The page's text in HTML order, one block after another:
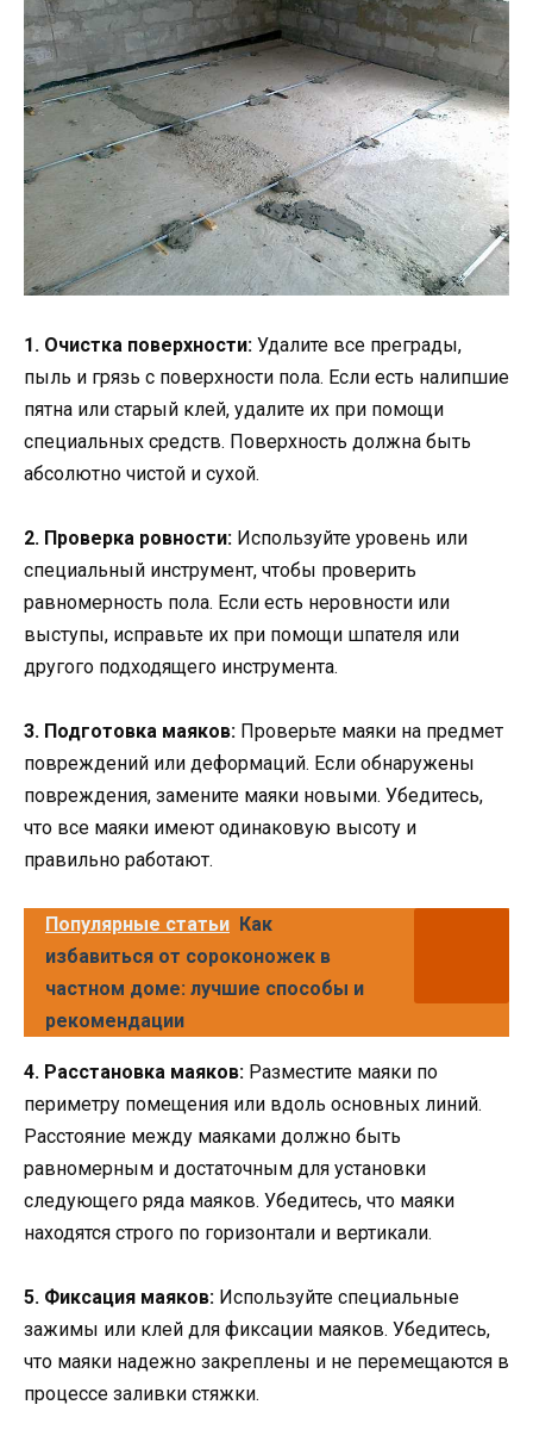
1. Очистка поверхности: Удалите все преграды,
пыль и грязь с поверхности пола. Если есть налипшие
пятна или старый клей, удалите их при помощи
специальных средств. Поверхность должна быть
абсолютно чистой и сухой.
2. Проверка ровности: Используйте уровень или
специальный инструмент, чтобы проверить
равномерность пола. Если есть неровности или
выступы, исправьте их при помощи шпателя или
другого подходящего инструмента.
3. Подготовка маяков: Проверьте маяки на предмет
повреждений или деформаций. Если обнаружены
повреждения, замените маяки новыми. Убедитесь,
что все маяки имеют одинаковую высоту и
правильно работают.
Популярные статьи Как
избавиться от сороконожек в
частном доме: лучшие способы и
рекомендации
4. Расстановка маяков: Разместите маяки по
периметру помещения или вдоль основных линий.
Расстояние между маяками должно быть
равномерным и достаточным для установки
следующего ряда маяков. Убедитесь, что маяки
находятся строго по горизонтали и вертикали.
5. Фиксация маяков: Используйте специальные
зажимы или клей для фиксации маяков. Убедитесь,
что маяки надежно закреплены и не перемещаются в
процессе заливки стяжки.